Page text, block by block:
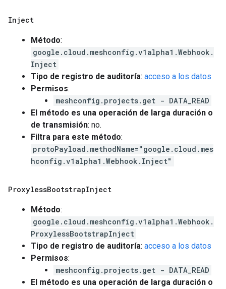
Inject
Método:
google.cloud.meshconfig.v1alpha1.Webhook.
Inject
Tipo de registro de auditoría: acceso a los datos
Permisos:
meshconfig.projects.get - DATA_READ
El método es una operación de larga duración o
de transmisión: no.
Filtra para este método:
protoPayload.methodName="google.cloud.mes
hconfig.v1alpha1.Webhook.Inject"
ProxylessBootstrapInject
Método:
google.cloud.meshconfig.v1alpha1.Webhook.
ProxylessBootstrapInject
Tipo de registro de auditoría: acceso a los datos
Permisos:
meshconfig.projects.get - DATA_READ
El método es una operación de larga duración o